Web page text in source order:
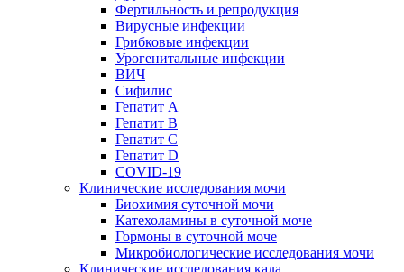
Фертильность и репродукция
Вирусные инфекции
Грибковые инфекции
Урогенитальные инфекции
ВИЧ
Сифилис
Гепатит А
Гепатит B
Гепатит C
Гепатит D
COVID-19
Клинические исследования мочи
Биохимия суточной мочи
Катехоламины в суточной моче
Гормоны в суточной моче
Микробиологические исследования мочи